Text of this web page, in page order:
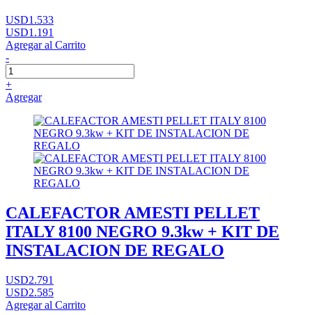
USD1.533
USD1.191
Agregar al Carrito
-
+
Agregar
CALEFACTOR AMESTI PELLET
ITALY 8100 NEGRO 9.3kw + KIT DE
INSTALACION DE REGALO
USD2.791
USD2.585
Agregar al Carrito